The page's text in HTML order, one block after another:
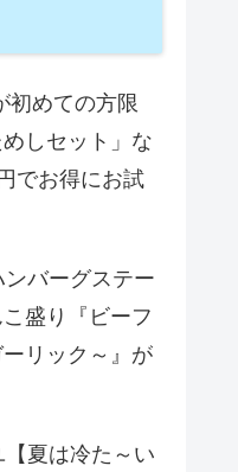
初めての方限
しセット」な
でお得にお試
バーグステー
盛り『ビーフ
リック～』が
夏は冷た～い